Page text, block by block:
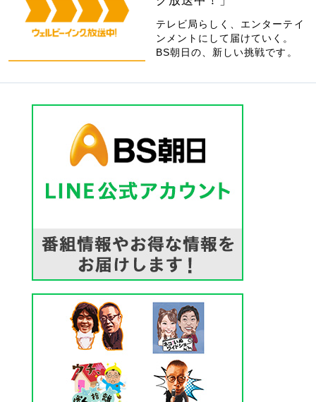
テレビ局らしく、エンターテイ
ンメントにして届けていく。
BS朝日の、新しい挑戦です。